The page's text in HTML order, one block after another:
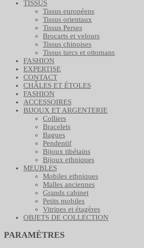
TISSUS
Tissus européens
Tissus orientaux
Tissus Perses
Brocarts et velours
Tissus chinoises
Tissus turcs et ottomans
FASHION
EXPERTISE
CONTACT
CHÂLES ET ÉTOLES
FASHION
ACCESSOIRES
BIJOUX ET ARGENTERIE
Colliers
Bracelets
Bagues
Pendentif
Bijoux tibétains
Bijoux ethniques
MEUBLES
Mobiles ethniques
Malles anciennes
Grands cabinet
Petits mobiles
Vitrines et étagères
OBJETS DE COLLECTION
PARAMÈTRES